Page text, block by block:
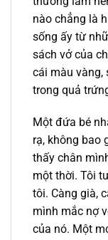
nào chẳng là
sống ấy từ
sách vở của
cái màu vàng,
trong quả
Một đứa bé
rạ, không bao
thấy chân
một thời. Tôi
tôi. Càng già,
mình mắc nợ
của nó. Một